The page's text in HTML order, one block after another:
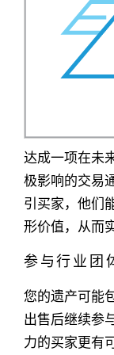
达成一项在未
极影响的交易
引买家，他们
形价值，从而
参与行业团
您的遗产可能
出售后继续参
力的买家更有